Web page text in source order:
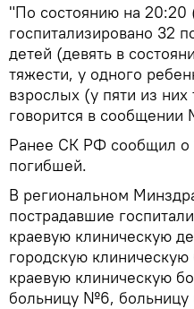
"По состоянию на 20:20
госпитализировано 32
детей (девять в
тяжести, у одного
взрослых (у пяти из
говорится в сообщении
Ранее СК РФ сообщил о
погибшей.
В региональном
пострадавшие
краевую клиническую
городскую
краевую клиническую
больницу №6, больницу